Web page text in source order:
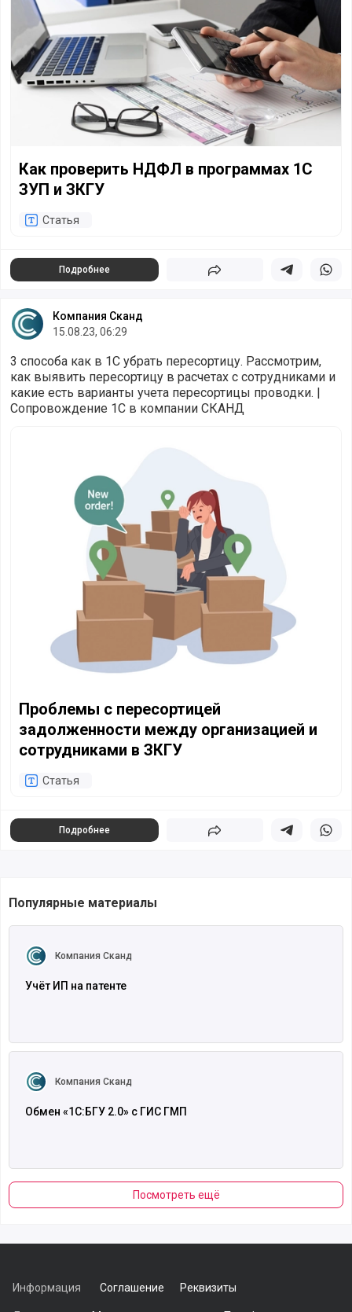
Как проверить НДФЛ в программах 1С
ЗУП и ЗКГУ
Статья
Подробнее Поделиться Поделиться в
Компания Сканд
15.08.23, 06:29
3 способа как в 1С убрать пересортицу. Рассмотрим,
как выявить пересортицу в расчетах с сотрудниками и
какие есть варианты учета пересортицы проводки. |
Сопровождение 1С в компании СКАНД
Проблемы с пересортицей
задолженности между организацией и
сотрудниками в ЗКГУ
Статья
Подробнее Поделиться Поделиться в
Популярные материалы
Компания Сканд
Учёт ИП на патенте
Компания Сканд
Обмен «1С:БГУ 2.0» с ГИС ГМП
Посмотреть ещё
Информация Соглашение Реквизиты